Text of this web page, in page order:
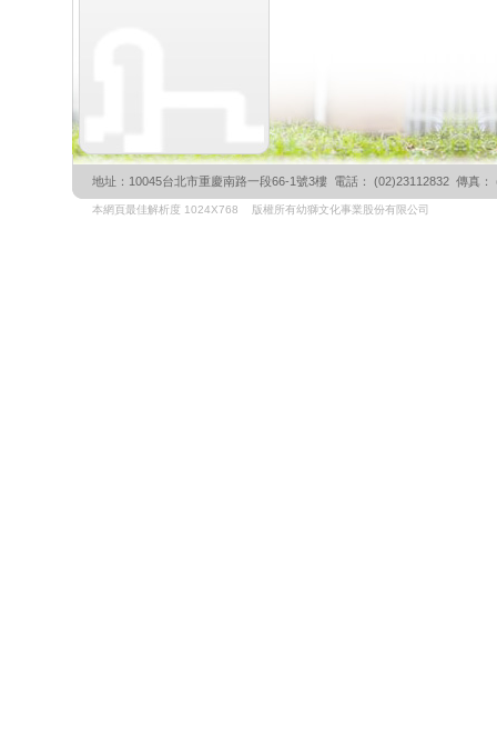
地址：10045台北市重慶南路一段66-1號3樓 電話： (02)23112832 傳真
本網頁最佳解析度 1024X768 版權所有幼獅文化事業股份有限公司